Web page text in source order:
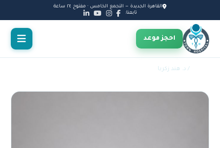
القاهرة الجديدة — التجمع الخامس · مفتوح ٢٤ ساعة
تابعنا:
احجز موعد
/ د. هند زكريا